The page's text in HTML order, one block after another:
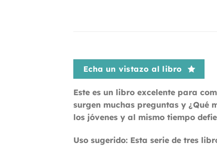
Echa un vistazo al libro
Este es un libro excelente para
surgen muchas preguntas y ¿Qué
los jóvenes y al mismo tiempo
Uso sugerido: Esta serie de tres